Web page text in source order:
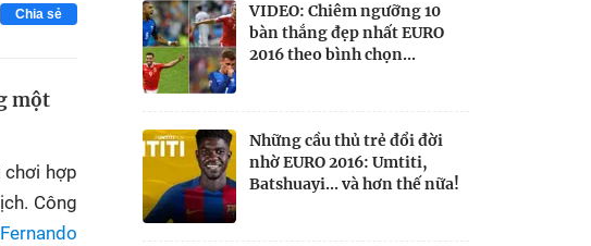
Chia sẻ
một
hợp
Công
VIDEO: Chiêm ngưỡng 10
bàn thắng đẹp nhất EURO
2016 theo bình chọn...
Những cầu thủ trẻ đổi đời
nhờ EURO 2016: Umtiti,
Batshuayi... và hơn thế nữa!